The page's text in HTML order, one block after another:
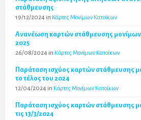
στάθμευσης
19/12/2024 in Κάρτες Μονίμων Κατοίκων
Ανανέωση καρτών στάθμευσης μονίμων
2025
26/08/2024 in Κάρτες Μονίμων Κατοίκων
Παράταση ισχύος καρτών στάθμευσης
το τέλος του 2024
12/04/2024 in Κάρτες Μονίμων Κατοίκων
Παράταση ισχύος καρτών στάθμευσης
τις 13/3/2024